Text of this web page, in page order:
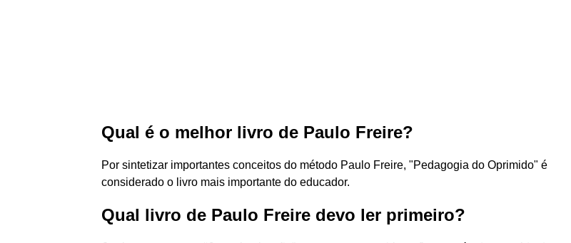
Qual é o melhor livro de Paulo Freire?
Por sintetizar importantes conceitos do método Paulo Freire, "Pedagogia do Oprimido" é
considerado o livro mais importante do educador.
Qual livro de Paulo Freire devo ler primeiro?